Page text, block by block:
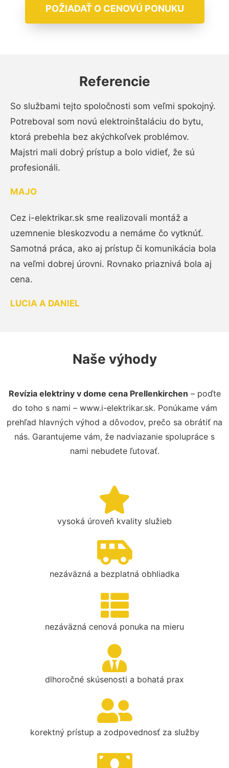
POŽIADAŤ O CENOVÚ PONUKU
Referencie
So službami tejto spoločnosti som veľmi spokojný.
Potreboval som novú elektroinštaláciu do bytu,
ktorá prebehla bez akýchkoľvek problémov.
Majstri mali dobrý prístup a bolo vidieť, že sú
profesionáli.
MAJO
Cez i-elektrikar.sk sme realizovali montáž a
uzemnenie bleskozvodu a nemáme čo vytknúť.
Samotná práca, ako aj prístup či komunikácia bola
na veľmi dobrej úrovni. Rovnako priaznivá bola aj
cena.
LUCIA A DANIEL
Naše výhody
Revízia elektriny v dome cena Prellenkirchen – poďte
do toho s nami – www.i-elektrikar.sk. Ponúkame vám
prehľad hlavných výhod a dôvodov, prečo sa obrátiť na
nás. Garantujeme vám, že nadviazanie spolupráce s
nami nebudete ľutovať.
vysoká úroveň kvality služieb
nezáväzná a bezplatná obhliadka
nezáväzná cenová ponuka na mieru
dlhoročné skúsenosti a bohatá prax
korektný prístup a zodpovednosť za služby